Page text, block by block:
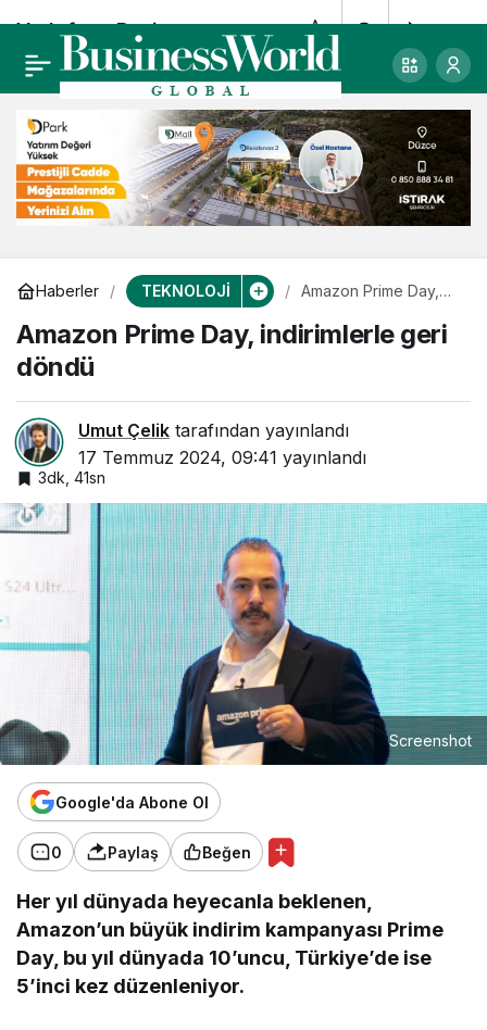
Haberler TEKNOLOJİ
Amazon Prime Day,
döndü
Amazon Prime Day, indirimlerle geri
döndü
Umut Çelik tarafından yayınlandı
17 Temmuz 2024, 09:41 yayınlandı
3dk, 41sn
Screenshot
Google'da Abone Ol
0 Paylaş Beğen
Her yıl dünyada heyecanla beklenen,
Amazon’un büyük indirim kampanyası Prime
Day, bu yıl dünyada 10’uncu, Türkiye’de ise
5’inci kez düzenleniyor.
Vodafone Business,
yerinde teknoloji
çözümleri sunacak
0 Paylaş